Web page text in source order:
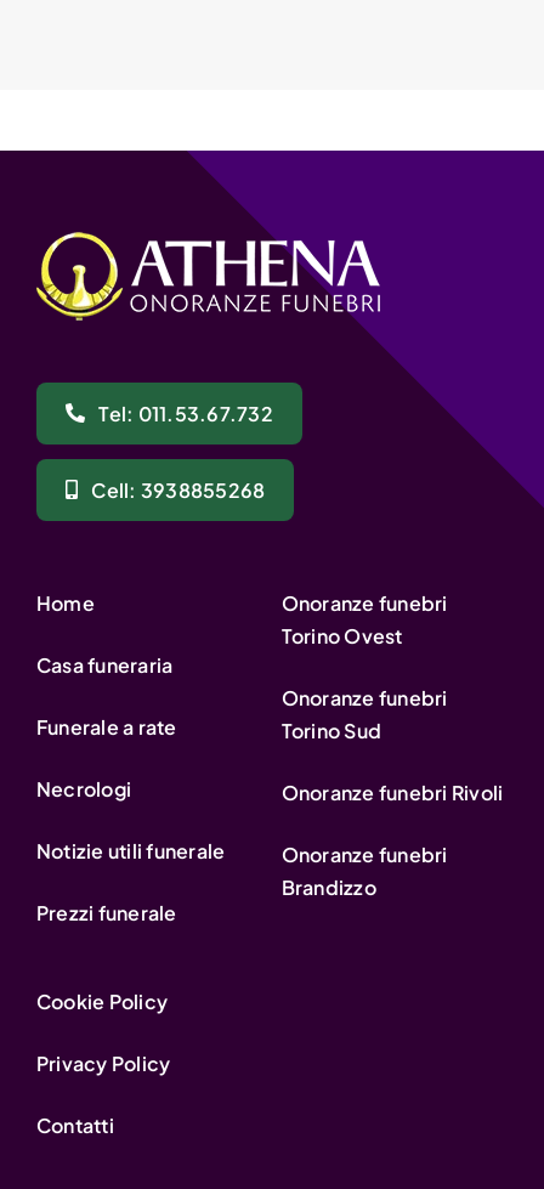
Tel: 011.53.67.732
Cell: 3938855268
Home
Casa funeraria
Funerale a rate
Necrologi
Notizie utili funerale
Prezzi funerale
Onoranze funebri
Torino Ovest
Onoranze funebri
Torino Sud
Onoranze funebri Rivoli
Onoranze funebri
Brandizzo
Cookie Policy
Privacy Policy
Contatti